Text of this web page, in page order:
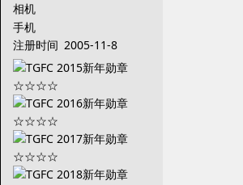
相机
手机
注册时间 2005-11-8